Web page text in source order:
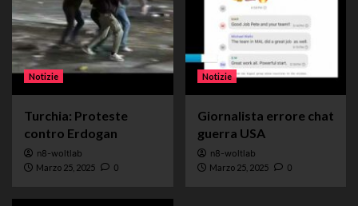
Notizie
Turchia: Proteste
contro Erdogan
n8-woltlab
Marzo 25, 2025 0
Notizie
Giornalista errore chat
guerra USA
n8-woltlab
Marzo 25, 2025 0